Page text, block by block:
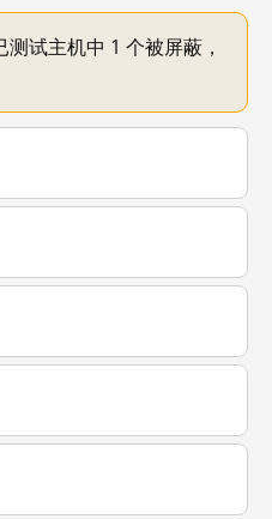
试主机中 1 个被屏蔽，